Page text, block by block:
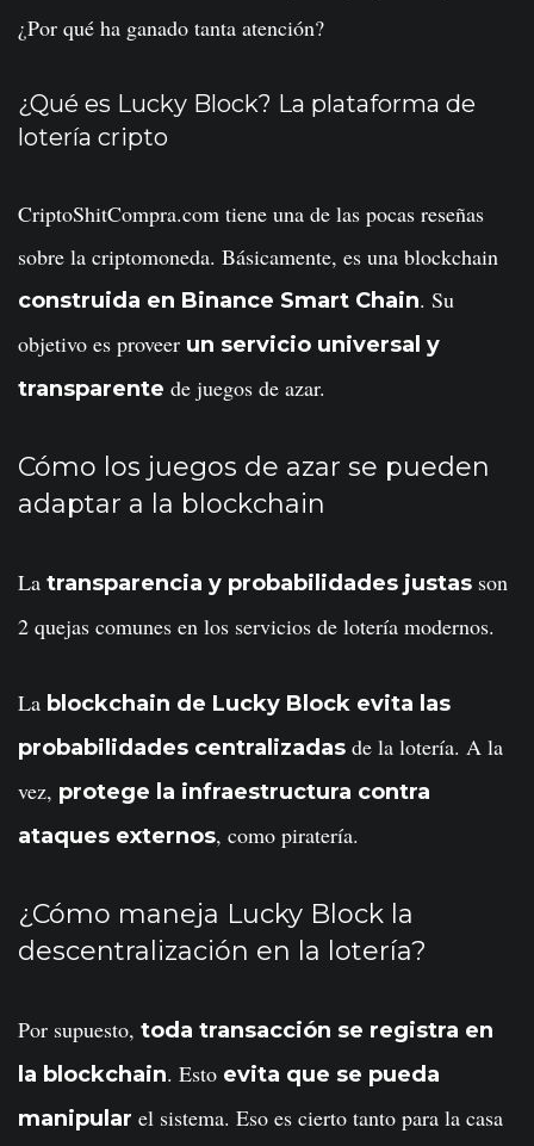
¿Por qué ha ganado tanta atención?
¿Qué es Lucky Block? La plataforma de
lotería cripto
CriptoShitCompra.com tiene una de las pocas reseñas
sobre la criptomoneda. Básicamente, es una blockchain
construida en Binance Smart Chain. Su
objetivo es proveer un servicio universal y
transparente de juegos de azar.
Cómo los juegos de azar se pueden
adaptar a la blockchain
La transparencia y probabilidades justas son
2 quejas comunes en los servicios de lotería modernos.
La blockchain de Lucky Block evita las
probabilidades centralizadas de la lotería. A la
vez, protege la infraestructura contra
ataques externos, como piratería.
¿Cómo maneja Lucky Block la
descentralización en la lotería?
Por supuesto, toda transacción se registra en
la blockchain. Esto evita que se pueda
manipular el sistema. Eso es cierto tanto para la casa